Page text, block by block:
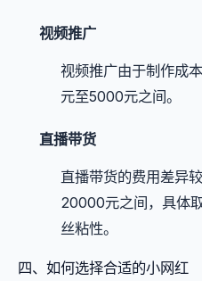
视频推广
视频推广由于制作成
元至5000元之间。
直播带货
直播带货的费用差异
20000元之间，具体
丝粘性。
四、如何选择合适的小网红